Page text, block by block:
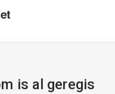
is al geregis